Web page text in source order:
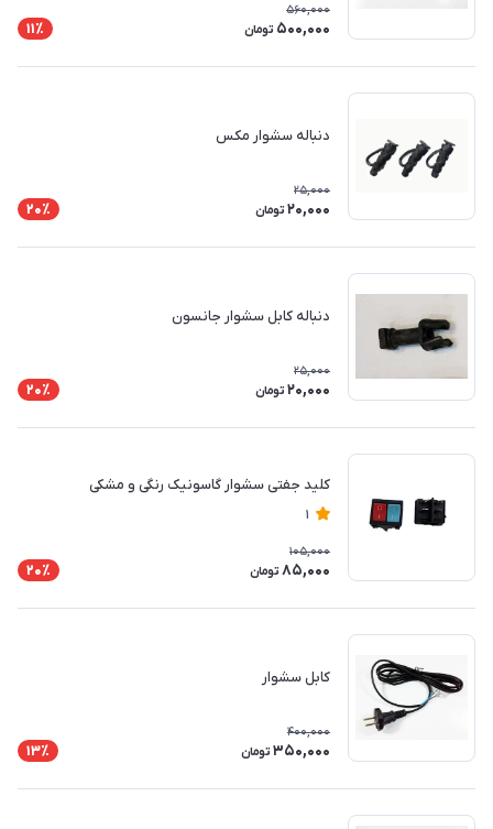
560,000
500,000 تومان 11٪
دنباله سشوار مکس
25,000
20,000 تومان 20٪
دنباله کابل سشوار جانسون
25,000
20,000 تومان 20٪
کلید جفتی سشوار گاسونیک رنگی و مشکی
1
105,000
85,000 تومان 20٪
کابل سشوار
400,000
350,000 تومان 13٪